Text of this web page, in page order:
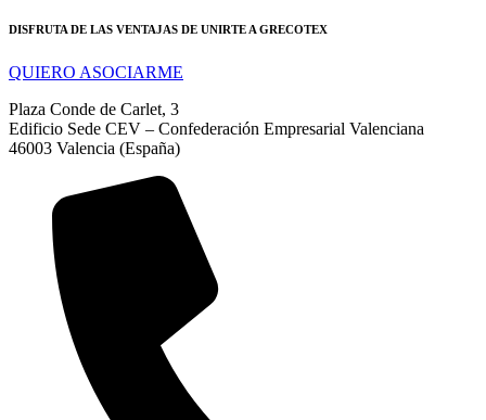
DISFRUTA DE LAS VENTAJAS DE UNIRTE A GRECOTEX
QUIERO ASOCIARME
Plaza Conde de Carlet, 3
Edificio Sede CEV – Confederación Empresarial Valenciana
46003 Valencia (España)